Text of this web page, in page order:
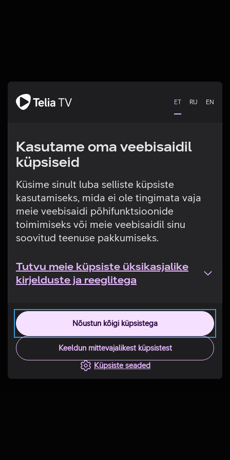
ET RU EN
Kasutame oma veebisaidil
küpsiseid
Küsime sinult luba selliste küpsiste
kasutamiseks, mida ei ole tingimata vaja
meie veebisaidi põhifunktsioonide
toimimiseks või meie veebisaidil sinu
soovitud teenuse pakkumiseks.
Tutvu meie küpsiste üksikasjalike
kirjelduste ja reeglitega
Nõustun kõigi küpsistega
Keeldun mittevajalikest küpsistest
Küpsiste seaded
Tehniline viga